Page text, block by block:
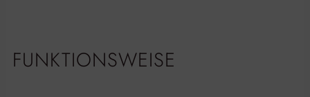
FUNKTIONSWEISE